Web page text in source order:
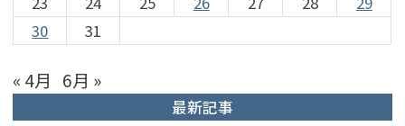
30
31
« 4月 6月 »
最新記事